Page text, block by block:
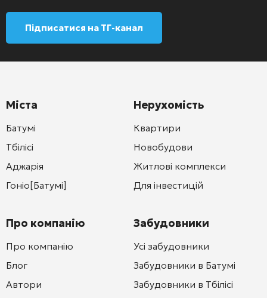
Підписатися на ТГ-канал
Міста
Батумі
Тбілісі
Аджарія
Гоніо[Батумі]
Про компанію
Про компанію
Блог
Автори
Нерухомість
Квартири
Новобудови
Житлові комплекси
Для інвестицій
Забудовники
Усі забудовники
Забудовники в Батумі
Забудовники в Тбілісі